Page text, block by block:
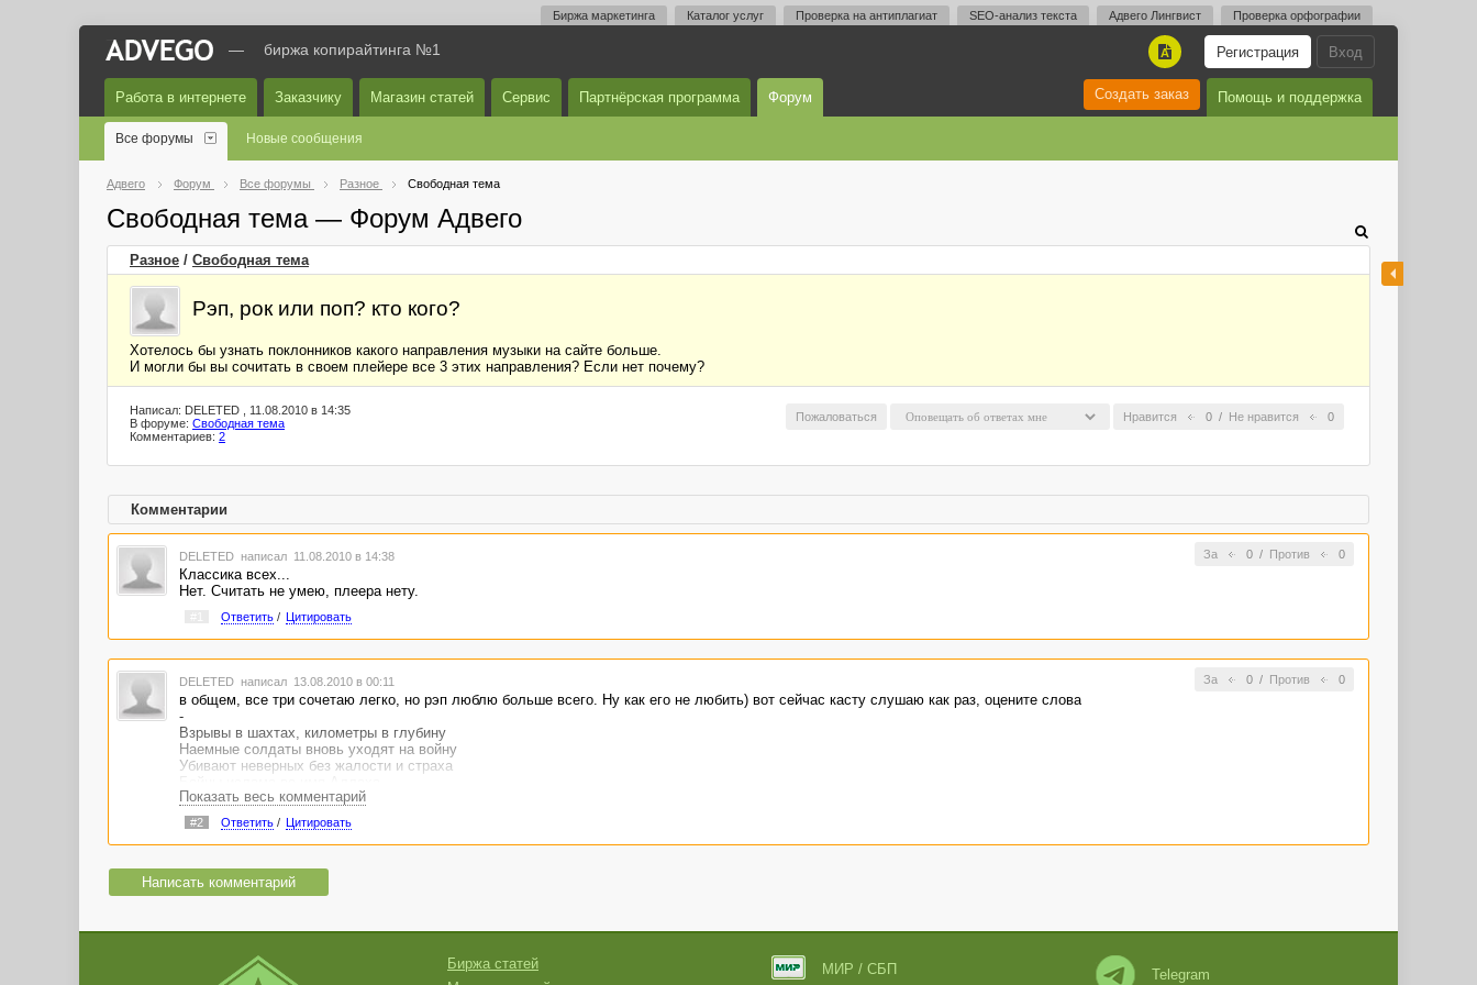
Биржа маркетинга Каталог услуг Проверка на антиплагиат SEO-анализ текста Адвего Лингвист Проверка орфографии
Вход
Регистрация
A
— биржа копирайтинга №1
Работа в интернете Заказчику Магазин статей Сервис Партнёрская программа Форум Помощь и поддержка
Создать заказ
Все форумы Новые сообщения
Адвего Форум Все форумы Разное Свободная тема
Свободная тема — Форум Адвего
Разное / Свободная тема
Рэп, рок или поп? кто кого?
Хотелось бы узнать поклонников какого направления музыки на сайте больше.
И могли бы вы сочитать в своем плейере все 3 этих направления? Если нет почему?
Нравится 0 / Не нравится 0
Пожаловаться
Написал: DELETED , 11.08.2010 в 14:35
В форуме: Свободная тема
Комментариев: 2
Комментарии
За 0/ Против 0
DELETED написал 11.08.2010 в 14:38
Классика всех...
Нет. Считать не умею, плеера нету.
Ответить/ Цитировать
За 0/ Против 0
DELETED написал 13.08.2010 в 00:11
в общем, все три сочетаю легко, но рэп люблю больше всего. Ну как его не любить) вот сейчас касту слушаю как раз, оцените слова
-
Взрывы в шахтах, километры в глубину
Наемные солдаты вновь уходят на войну
Убивают неверных без жалости и страха
В океанах снова появляются пираты
Торговцы рабами, как уже было когда-то
И многим это кажется фантастикой...
Но в символах свободы все четче видна свастика.
Показать весь комментарий
#2 Ответить/ Цитировать
Написать комментарий
Биржа статей
МИР / СБП Telegram